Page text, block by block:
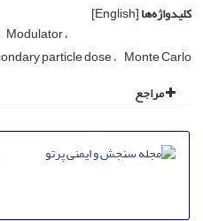
کلیدواژه‌ها[English]
Modulator
particle dose Monte Carlo
مراجع